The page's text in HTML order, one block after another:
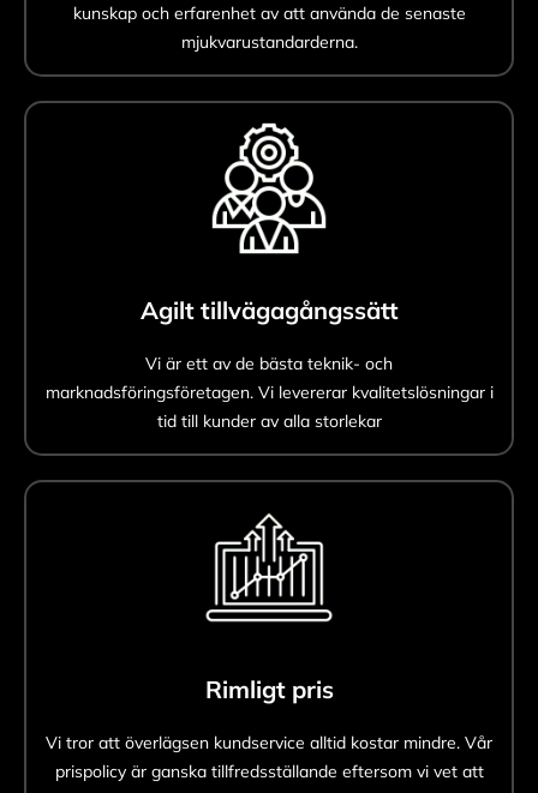
kunskap och erfarenhet av att använda de senaste
mjukvarustandarderna.
Agilt tillvägagångssätt
Vi är ett av de bästa teknik- och
marknadsföringsföretagen. Vi levererar kvalitetslösningar i
tid till kunder av alla storlekar
Rimligt pris
Vi tror att överlägsen kundservice alltid kostar mindre. Vår
prispolicy är ganska tillfredsställande eftersom vi vet att